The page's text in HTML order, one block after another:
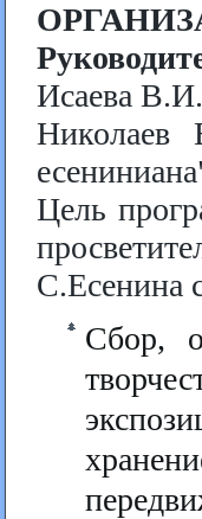
Исаева
Николаев
Цель
С.Есенина
Сбор,